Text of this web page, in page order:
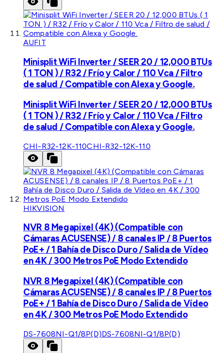
AUFIT
Minisplit WiFi Inverter / SEER 20 / 12,000 BTUs
( 1 TON ) / R32 / Frío y Calor / 110 Vca / Filtro
de salud / Compatible con Alexa y Google.
Minisplit WiFi Inverter / SEER 20 / 12,000 BTUs
( 1 TON ) / R32 / Frío y Calor / 110 Vca / Filtro
de salud / Compatible con Alexa y Google.
CHI-R32-12K-110CHI-R32-12K-110
HIKVISION
NVR 8 Megapixel (4K) (Compatible con
Cámaras ACUSENSE) / 8 canales IP / 8 Puertos
PoE+ / 1 Bahía de Disco Duro / Salida de Vídeo
en 4K / 300 Metros PoE Modo Extendido
NVR 8 Megapixel (4K) (Compatible con
Cámaras ACUSENSE) / 8 canales IP / 8 Puertos
PoE+ / 1 Bahía de Disco Duro / Salida de Vídeo
en 4K / 300 Metros PoE Modo Extendido
DS-7608NI-Q1/8P(D)DS-7608NI-Q1/8P(D)